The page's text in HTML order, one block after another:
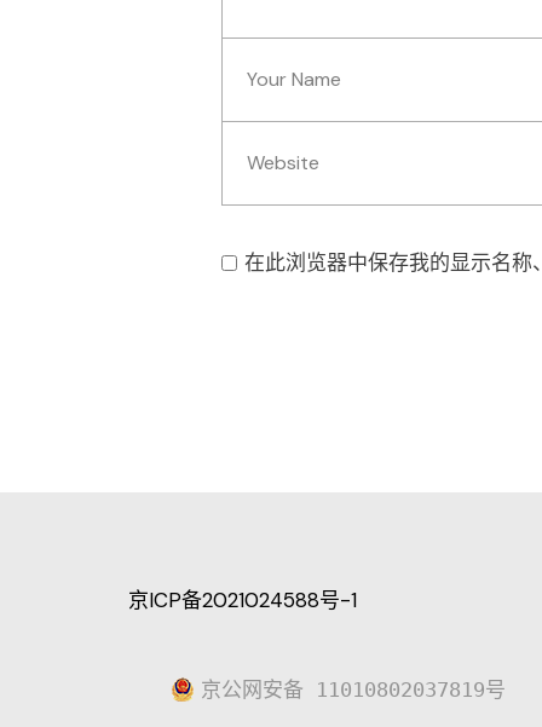
在此浏览器中保存我的显示名
京ICP备2021024588号-1
京公网安备 11010802037819号